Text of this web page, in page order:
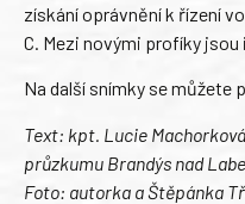
získání oprávnění k řízení
C. Mezi novými profíky jsou
Na další snímky se můžete
Text: kpt. Lucie
průzkumu Brandýs nad
Foto: autorka a Štěpánka